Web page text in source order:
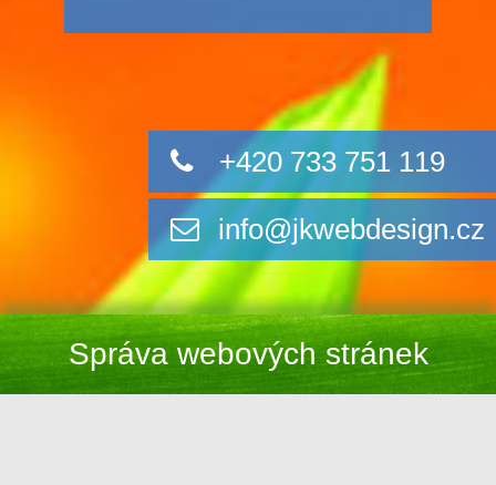
+420 733 751 119
info@jkwebdesign.cz
Správa webových stránek